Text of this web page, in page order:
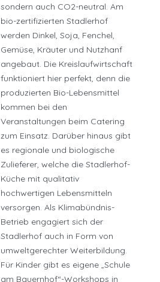
sondern auch CO2-neutral. Am
bio-zertifizierten Stadlerhof
werden Dinkel, Soja, Fenchel,
Gemüse, Kräuter und Nutzhanf
angebaut. Die Kreislaufwirtschaft
funktioniert hier perfekt, denn die
produzierten Bio-Lebensmittel
kommen bei den
Veranstaltungen beim Catering
zum Einsatz. Darüber hinaus gibt
es regionale und biologische
Zulieferer, welche die Stadlerhof-
Küche mit qualitativ
hochwertigen Lebensmitteln
versorgen. Als Klimabündnis-
Betrieb engagiert sich der
Stadlerhof auch in Form von
umweltgerechter Weiterbildung.
Für Kinder gibt es eigene „Schule
am Bauernhof“-Workshops in